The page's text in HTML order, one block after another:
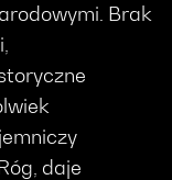
Brak
daje